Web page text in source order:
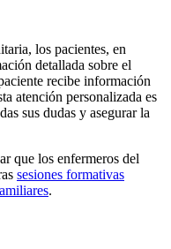
los pacientes, en
detallada sobre el
recibe información
atención personalizada es
sus dudas y asegurar la
que los enfermeros del
sesiones formativas
.